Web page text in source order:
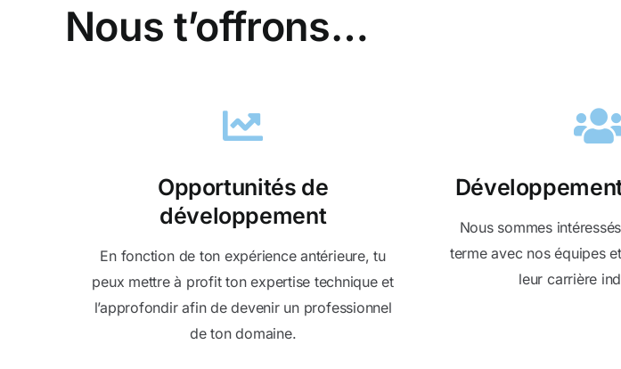
Nous t’offrons…
Opportunités de
développement
En fonction de ton expérience antérieure, tu
peux mettre à profit ton expertise technique et
l’approfondir afin de devenir un professionnel
de ton domaine.
Nous sommes
terme avec nos équipes
leur carrière